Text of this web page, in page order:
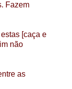
Fazem
[caça e
não
as